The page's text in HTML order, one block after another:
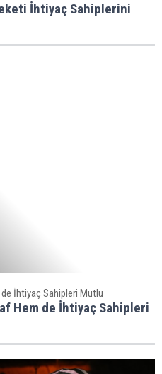
İhtiyaç Sahiplerini
Hem de İhtiyaç Sahipleri